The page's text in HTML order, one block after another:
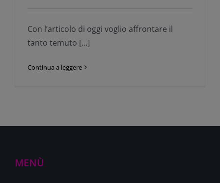
Con l’articolo di oggi voglio affrontare il
tanto temuto [...]
Continua a leggere
MENÙ